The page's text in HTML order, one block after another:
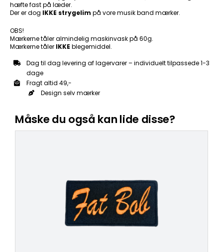
-
Patch
antal
hæfte fast på læder.
Der er dog IKKE strygelim på vore musik band mærker.
OBS!
Mærkerne tåler almindelig maskinvask på 60g.
Mærkerne tåler IKKE blegemiddel.
Dag til dag levering af lagervarer – individuelt tilpassede 1-3
dage
Fragt altid 49,-
Design selv mærker
Måske du også kan lide disse?